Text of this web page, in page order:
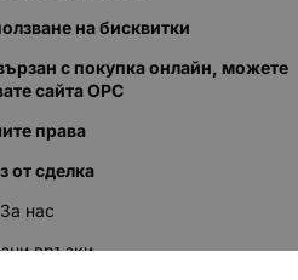
на бисквитки
с покупка онлайн, можете
сайта ОРС
права
от сделка
За нас
връзки